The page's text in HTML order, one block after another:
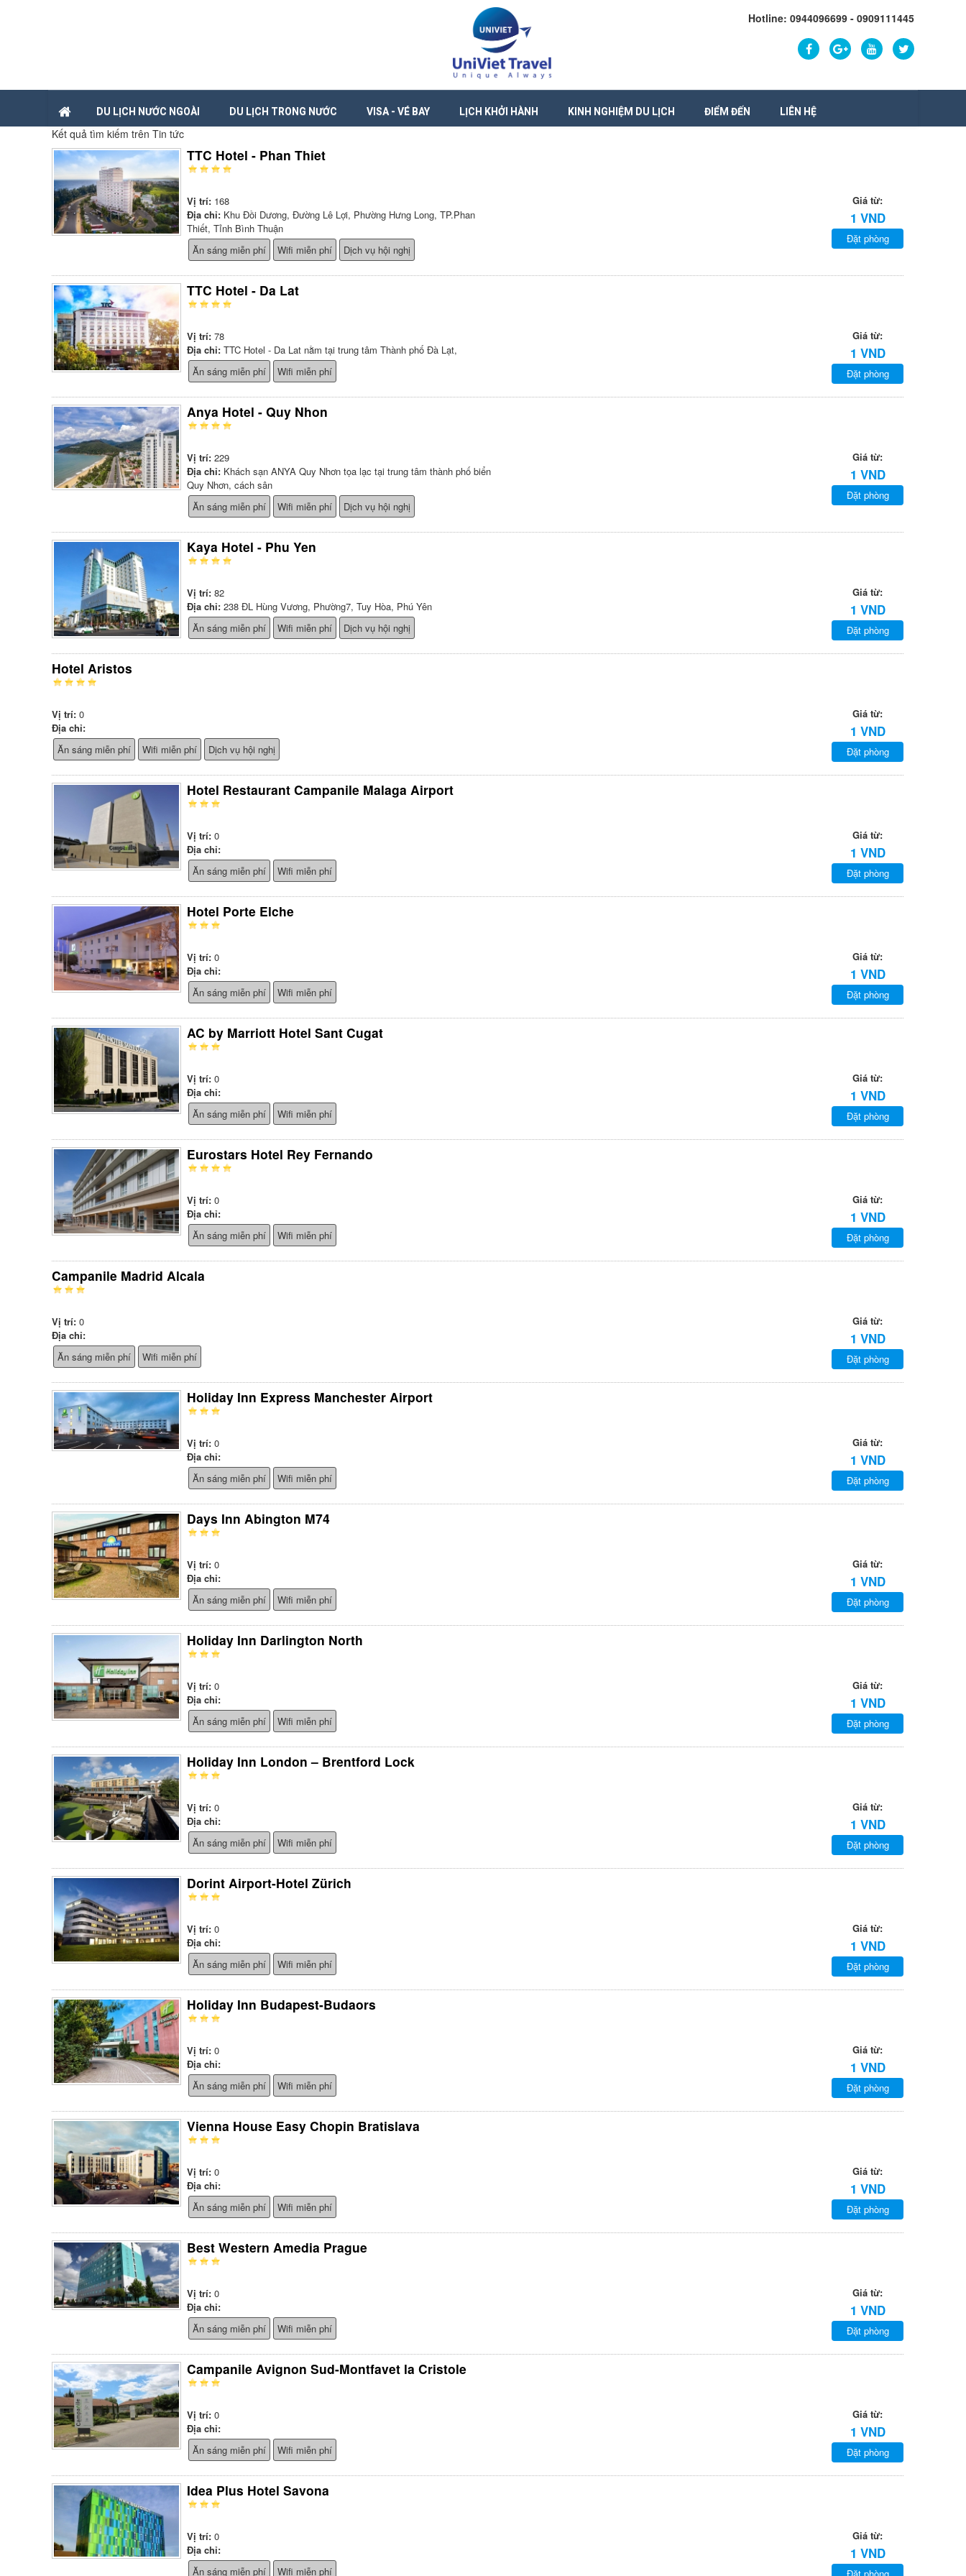
Hotline: 0944096699 - 0909111445
DU LỊCH NƯỚC NGOÀI DU LỊCH TRONG NƯỚC VISA - VÉ BAY LỊCH KHỞI HÀNH KINH NGHIỆM DU LỊCH ĐIỂM ĐẾN LIÊN HỆ
Kết quả tìm kiếm trên Tin tức
TTC Hotel - Phan Thiet
Vị trí: 168
Địa chỉ: Khu Đồi Dương, Đường Lê Lợi, Phường Hưng Long, TP.Phan
Thiết, Tỉnh Bình Thuận
Ăn sáng miễn phí
Wifi miễn phí Dịch vụ hội nghị
Giá từ:
1 VND
Đặt phòng
TTC Hotel - Da Lat
Vị trí: 78
Địa chỉ: TTC Hotel - Da Lat nằm tại trung tâm Thành phố Đà Lạt,
Ăn sáng miễn phí
Wifi miễn phí
Giá từ:
1 VND
Đặt phòng
Anya Hotel - Quy Nhon
Vị trí: 229
Địa chỉ: Khách sạn ANYA Quy Nhơn tọa lạc tại trung tâm thành phố biển
Quy Nhơn, cách sân
Ăn sáng miễn phí
Wifi miễn phí Dịch vụ hội nghị
Giá từ:
1 VND
Đặt phòng
Kaya Hotel - Phu Yen
Vị trí: 82
Địa chỉ: 238 ĐL Hùng Vương, Phường7, Tuy Hòa, Phú Yên
Ăn sáng miễn phí
Wifi miễn phí Dịch vụ hội nghị
Giá từ:
1 VND
Đặt phòng
Hotel Aristos
Vị trí: 0
Địa chỉ:
Ăn sáng miễn phí
Wifi miễn phí Dịch vụ hội nghị
Giá từ:
1 VND
Đặt phòng
Hotel Restaurant Campanile Malaga Airport
Vị trí: 0
Địa chỉ:
Ăn sáng miễn phí
Wifi miễn phí
Giá từ:
1 VND
Đặt phòng
Hotel Porte Elche
Vị trí: 0
Địa chỉ:
Ăn sáng miễn phí
Wifi miễn phí
Giá từ:
1 VND
Đặt phòng
AC by Marriott Hotel Sant Cugat
Vị trí: 0
Địa chỉ:
Ăn sáng miễn phí
Wifi miễn phí
Giá từ:
1 VND
Đặt phòng
Eurostars Hotel Rey Fernando
Vị trí: 0
Địa chỉ:
Ăn sáng miễn phí
Wifi miễn phí
Giá từ:
1 VND
Đặt phòng
Campanile Madrid Alcala
Vị trí: 0
Địa chỉ:
Ăn sáng miễn phí
Wifi miễn phí
Giá từ:
1 VND
Đặt phòng
Holiday Inn Express Manchester Airport
Vị trí: 0
Địa chỉ:
Ăn sáng miễn phí
Wifi miễn phí
Giá từ:
1 VND
Đặt phòng
Days Inn Abington M74
Vị trí: 0
Địa chỉ:
Ăn sáng miễn phí
Wifi miễn phí
Giá từ:
1 VND
Đặt phòng
Holiday Inn Darlington North
Vị trí: 0
Địa chỉ:
Ăn sáng miễn phí
Wifi miễn phí
Giá từ:
1 VND
Đặt phòng
Holiday Inn London – Brentford Lock
Vị trí: 0
Địa chỉ:
Ăn sáng miễn phí
Wifi miễn phí
Giá từ:
1 VND
Đặt phòng
Dorint Airport-Hotel Zürich
Vị trí: 0
Địa chỉ:
Ăn sáng miễn phí
Wifi miễn phí
Giá từ:
1 VND
Đặt phòng
Holiday Inn Budapest-Budaors
Vị trí: 0
Địa chỉ:
Ăn sáng miễn phí
Wifi miễn phí
Giá từ:
1 VND
Đặt phòng
Vienna House Easy Chopin Bratislava
Vị trí: 0
Địa chỉ:
Ăn sáng miễn phí
Wifi miễn phí
Giá từ:
1 VND
Đặt phòng
Best Western Amedia Prague
Vị trí: 0
Địa chỉ:
Ăn sáng miễn phí
Wifi miễn phí
Giá từ:
1 VND
Đặt phòng
Campanile Avignon Sud-Montfavet la Cristole
Vị trí: 0
Địa chỉ:
Ăn sáng miễn phí
Wifi miễn phí
Giá từ:
1 VND
Đặt phòng
Idea Plus Hotel Savona
Vị trí: 0
Địa chỉ:
Ăn sáng miễn phí
Wifi miễn phí
Giá từ:
1 VND